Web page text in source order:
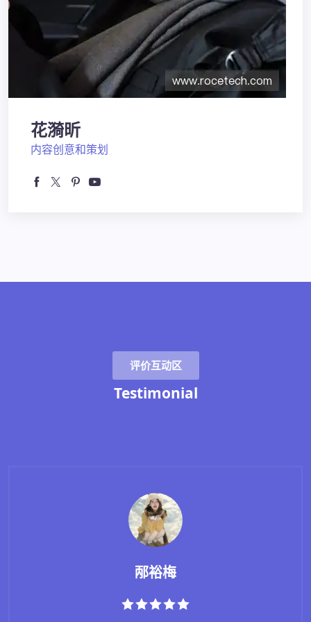
花漪昕
内容创意和策划
评价互动区
Testimonial
邴裕梅